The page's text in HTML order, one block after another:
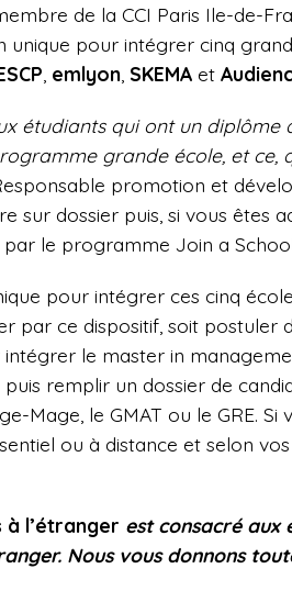
de la CCI Paris Ile-de-
unique pour intégrer cinq
emlyon SKEMA et
étudiants qui ont un diplôme
grande école, et ce,
promotion et
sur dossier puis, si vous êtes
le programme Join a
pour intégrer ces cinq
par ce dispositif, soit
le master in
remplir un dossier de
Mage, le GMAT ou le GRE. Si
ou à distance et selon
à l’étranger est consacré aux
Nous vous donnons